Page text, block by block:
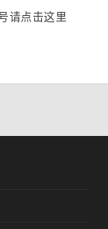
请点击这里